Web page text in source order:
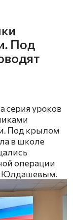
Под
серия уроков
Под крылом
в школе
операции
Юлдашевым.